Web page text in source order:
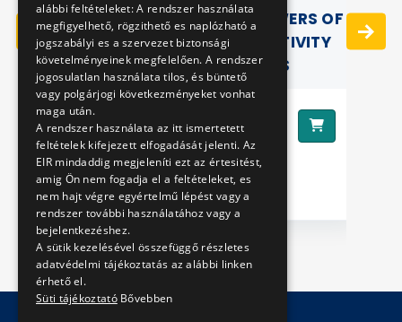
BRUNO IN BUDAPEST- TOWERS OF
BUDA STEP BY STEP - ACTIVITY
BOOK WITH PHOTOS
Ár:1290 Ft
alábbi feltételeket: A rendszer használata
megfigyelhető, rögzithető es naplózható a
jogszabályi es a szervezet biztonsági
követelményeinek megfelelően. A rendszer
jogosulatlan használata tilos, és büntető
vagy polgárjogi következményeket vonhat
maga után.
A rendszer használata az itt ismertetett
feltételek kifejezett elfogadását jelenti. Az
EIR mindaddig megjeleníti ezt az értesitést,
amig Ön nem fogadja el a feltételeket, es
nem hajt végre egyértelmű lépést vagy a
rendszer további használatához vagy a
bejelentkezéshez.
A sütik kezelésével összefüggő részletes
adatvédelmi tájékoztatás az alábbi linken
érhető el.
Süti tájékoztató Bővebben